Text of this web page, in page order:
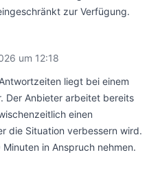
zur Verfügung.
um 12:18
liegt bei einem
Der Anbieter arbeitet bereits
einen
die Situation verbessern wird.
in Anspruch nehmen.